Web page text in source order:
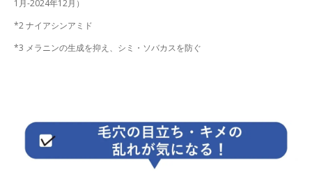
1月-2024年12月）
*2 ナイアシンアミド
*3 メラニンの生成を抑え、シミ・ソバカスを防ぐ